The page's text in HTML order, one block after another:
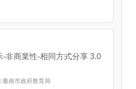
非商業性-相同方式分享 3.0
臺南市政府教育局